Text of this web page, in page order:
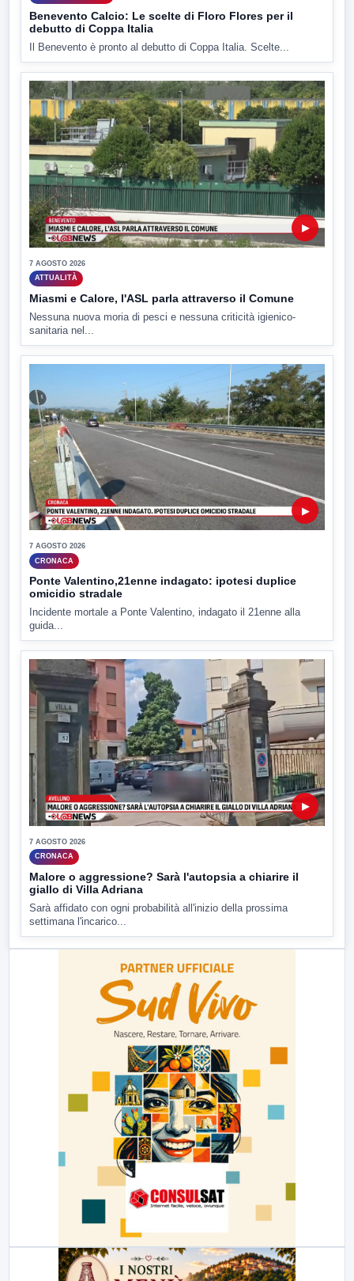
Benevento Calcio: Le scelte di Floro Flores per il
debutto di Coppa Italia
Il Benevento è pronto al debutto di Coppa Italia. Scelte...
▶
7 AGOSTO 2026
ATTUALITÀ
Miasmi e Calore, l'ASL parla attraverso il Comune
Nessuna nuova moria di pesci e nessuna criticità igienico-
sanitaria nel...
▶
7 AGOSTO 2026
CRONACA
Ponte Valentino,21enne indagato: ipotesi duplice
omicidio stradale
Incidente mortale a Ponte Valentino, indagato il 21enne alla
guida...
▶
7 AGOSTO 2026
CRONACA
Malore o aggressione? Sarà l'autopsia a chiarire il
giallo di Villa Adriana
Sarà affidato con ogni probabilità all'inizio della prossima
settimana l'incarico...